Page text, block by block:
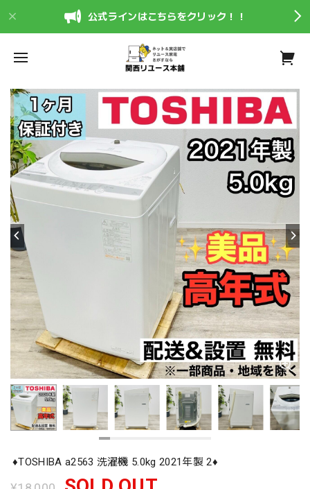
公式ラインはこちらをクリック！！
♦️TOSHIBA a2563 洗濯機 5.0kg 2021年製 2♦️